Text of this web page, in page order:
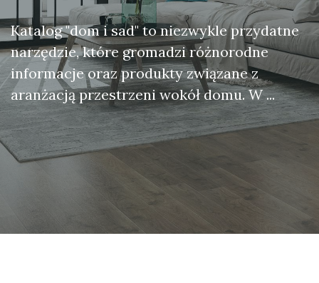
Katalog "dom i sad" to niezwykle przydatne
narzędzie, które gromadzi różnorodne
informacje oraz produkty związane z
aranżacją przestrzeni wokół domu. W ...